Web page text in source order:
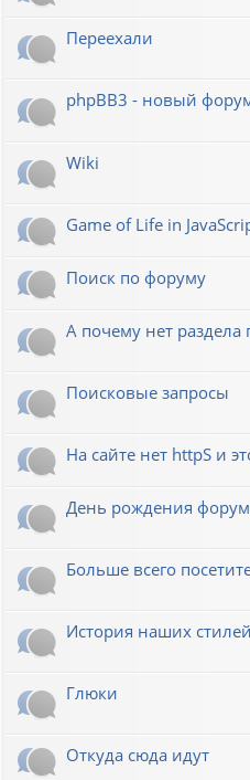
Переехали
phpBB3 - новый
Wiki
Game of Life in
Поиск по форуму
А почему нет раздела
Поисковые запросы
На сайте нет httpS и
День рождения
Больше всего
История наших стилей
Глюки
Откуда сюда идут